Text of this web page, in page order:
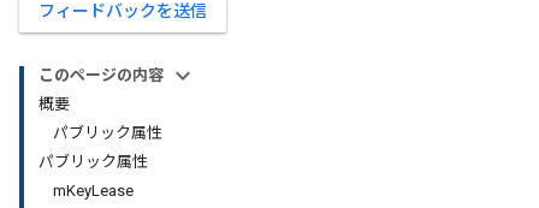
フィードバックを送信
このページの内容
概要
パブリック属性
パブリック属性
mKeyLease